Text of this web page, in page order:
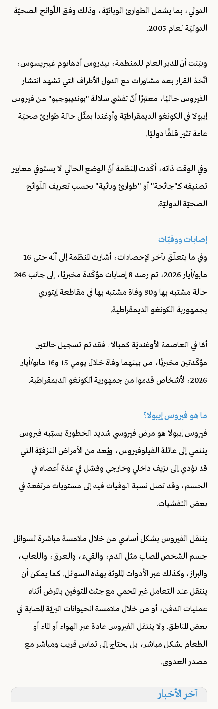
الدولي، بما يشمل الطوارئ الوبائيّة، وذلك وفق اللّوائح الصحيّة
الدوليّة لعام 2005.
وبيّنت أنّ المدير العام للمنظمة، تيدروس أدهانوم غيبريسوس،
اتّخذ القرار بعد مشاورات مع الدول الأطراف التي تشهد انتشار
الفيروس حاليًا، معتبرًا أنّ تفشي سلالة "بونديبوجيو" من فيروس
إيبولا في الكونغو الديمقراطيّة وأوغندا يمثّل حالة طوارئ صحيّة
عامة تثير قلقًا دوليًا.
وفي الوقت ذاته، أكّدت المنظمة أنّ الوضع الحالي لا يستوفي معايير
تصنيفه كـ"جائحة" أو "طوارئ وبائية" بحسب تعريف اللّوائح
الصحيّة الدوليّة.
إصابات ووفيّات
وفي ما يتعلّق بآخر الإحصاءات، أشارت المنظمة إلى أنّه حتى 16
مايو/أيار 2026، تم رصد 8 إصابات مؤكّدة مخبريًا، إلى جانب 246
حالة مشتبه بها و80 وفاة مشتبه بها في مقاطعة إيتوري
بجمهورية الكونغو الديمقراطية.
أمّا في العاصمة الأوغنديّة كمبالا، فقد تم تسجيل حالتين
مؤكّدتين مخبريًّا، من بينهما وفاة خلال يومي 15 و16 مايو/أيار
2026، لأشخاص قدموا من جمهورية الكونغو الديمقراطية.
ما هو فيروس إيبولا؟
فيروس إيبولا هو مرض فيروسي شديد الخطورة يسبّبه فيروس
ينتمي إلى عائلة الفيلوفيروس، ويُعد من الأمراض النزفيّة التي
قد تؤدي إلى نزيف داخلي وخارجي وفشل في عدّة أعضاء في
الجسم، وقد تصل نسبة الوفيات فيه إلى مستويات مرتفعة في
بعض التفشيات.
ينتقل الفيروس بشكل أساسي من خلال ملامسة مباشرة لسوائل
جسم الشخص المصاب مثل الدم، والقيء، والعرق، واللعاب،
والبراز، وكذلك عبر الأدوات الملوثة بهذه السوائل. كما يمكن أن
ينتقل عند التعامل غير المحمي مع جثث المتوفين بالمرض أثناء
عمليات الدفن، أو من خلال ملامسة الحيوانات البريّة المصابة في
بعض المناطق. ولا ينتقل الفيروس عادة عبر الهواء أو الماء أو
الطعام بشكل مباشر، بل يحتاج إلى تماس قريب ومباشر مع
مصدر العدوى.
آخر الأخبار